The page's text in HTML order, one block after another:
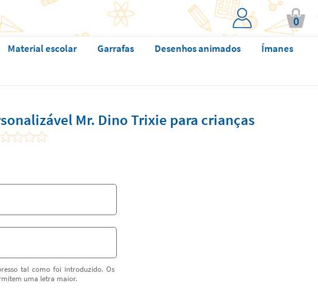
0
Material escolar Garrafas Desenhos animados
Ímanes
Mr. Dino Trixie para crianças
tal como foi introduzido. Os
uma letra maior.